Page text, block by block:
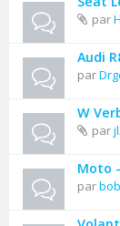
par
Audi
par
W
par
Moto
par